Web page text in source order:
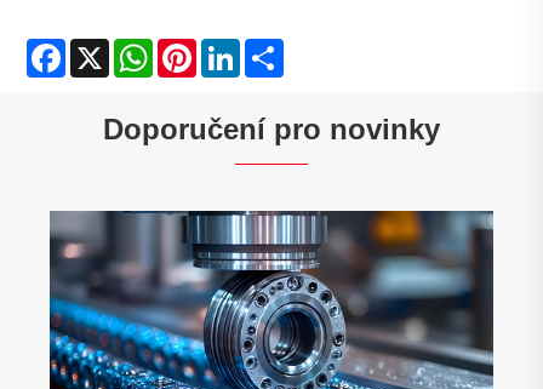
Facebook
X WhatsApp
PinterestLinkedIn
Doporučení pro novinky